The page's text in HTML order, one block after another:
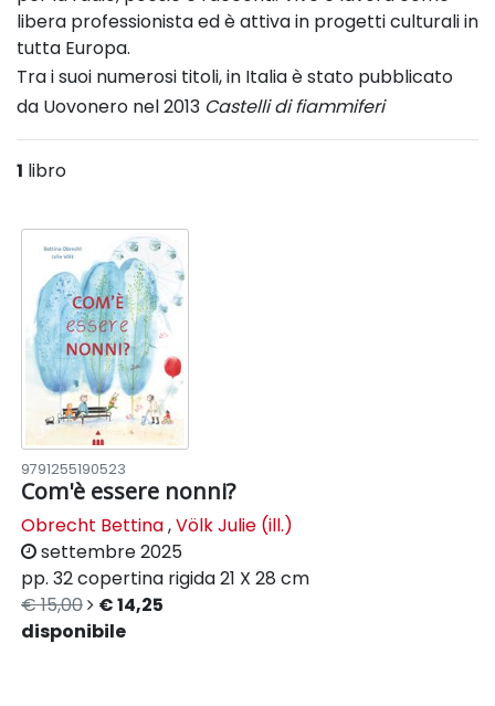
libera professionista ed è attiva in progetti culturali in
tutta Europa.
Tra i suoi numerosi titoli, in Italia è stato pubblicato
da Uovonero nel 2013 Castelli di fiammiferi
1 libro
9791255190523
Com'è essere nonni?
Obrecht Bettina,Völk Julie (ill.)
settembre 2025
pp. 32copertina rigida21 X 28 cm
€ 15,00
€ 14,25
disponibile